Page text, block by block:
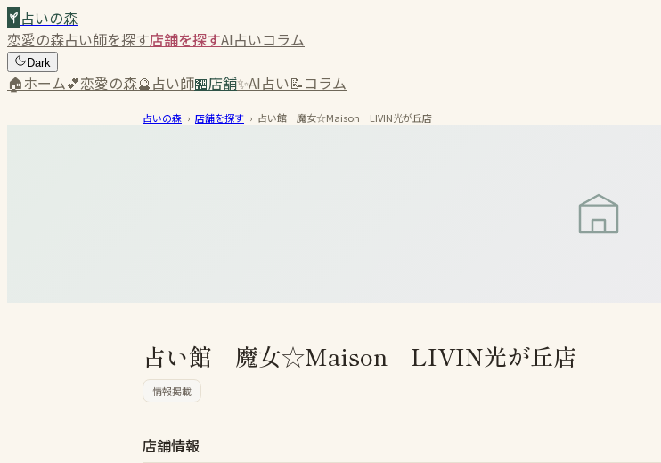
占いの森
恋愛の森占い師を探す店舗を探すAI占いコラム
Dark
🏠ホーム💕恋愛の森🔮占い師🏪店舗✨AI占い📝コラム
占いの森 › 店舗を探す › 占い館 魔女☆Maison LIVIN光が丘店
占い館 魔女☆Maison LIVIN光が丘店
情報掲載
店舗情報